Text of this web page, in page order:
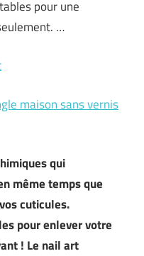
pour une
…
maison sans vernis
qui
même temps que
cuticules.
pour enlever votre
! Le nail art